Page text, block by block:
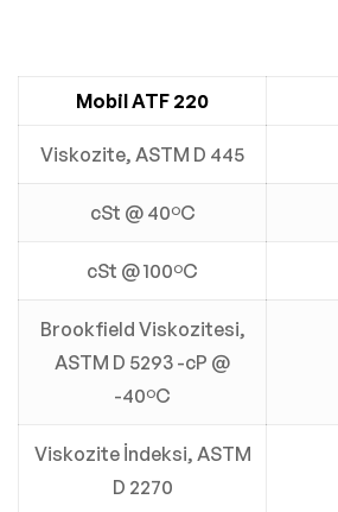
Mobil ATF 220
Viskozite, ASTM D 445
cSt @ 40ºC
cSt @ 100ºC
Brookfield Viskozitesi,
ASTM D 5293 -cP @
-40ºC
Viskozite İndeksi, ASTM
D 2270